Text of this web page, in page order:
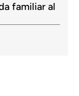
familiar al